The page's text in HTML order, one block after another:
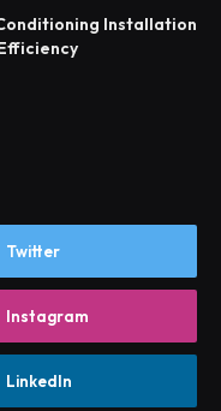
Installation
Twitter
Instagram
LinkedIn